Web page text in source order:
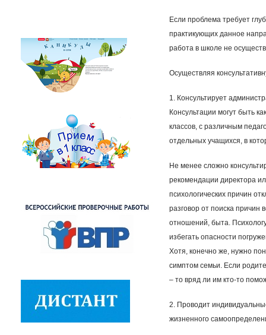
Если проблема требует
практикующих данное
работа в школе не
Осуществляя
1. Консультирует
Консультации могут быть
классов, с различным
отдельных учащихся, в
Не менее сложно
рекомендации директора
психологических причин
разговор от поиска причин
отношений, быта.
избегать опасности
Хотя, конечно же, нужно
симптом семьи. Если
– то вряд ли им кто-то
2. Проводит
жизненного